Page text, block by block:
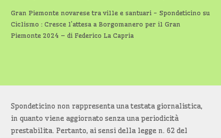
Gran Piemonte novarese tra ville e santuari - Spondeticino su
Ciclismo : Cresce l’attesa a Borgomanero per il Gran
Piemonte 2024 – di Federico La Capria
Spondeticino non rappresenta una testata giornalistica,
in quanto viene aggiornato senza una periodicità
prestabilita. Pertanto, ai sensi della legge n. 62 del